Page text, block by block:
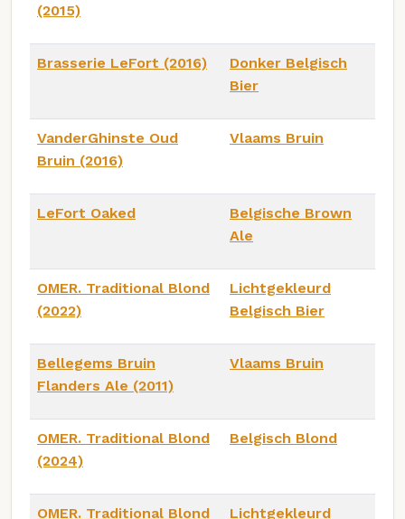
(2015)
Brasserie LeFort (2016)
Donker Belgisch
Bier
VanderGhinste Oud
Bruin (2016)
Vlaams Bruin
LeFort Oaked
Belgische Brown
Ale
OMER. Traditional Blond
(2022)
Lichtgekleurd
Belgisch Bier
Bellegems Bruin
Flanders Ale (2011)
Vlaams Bruin
OMER. Traditional Blond
(2024)
Belgisch Blond
OMER. Traditional Blond
Lichtgekleurd